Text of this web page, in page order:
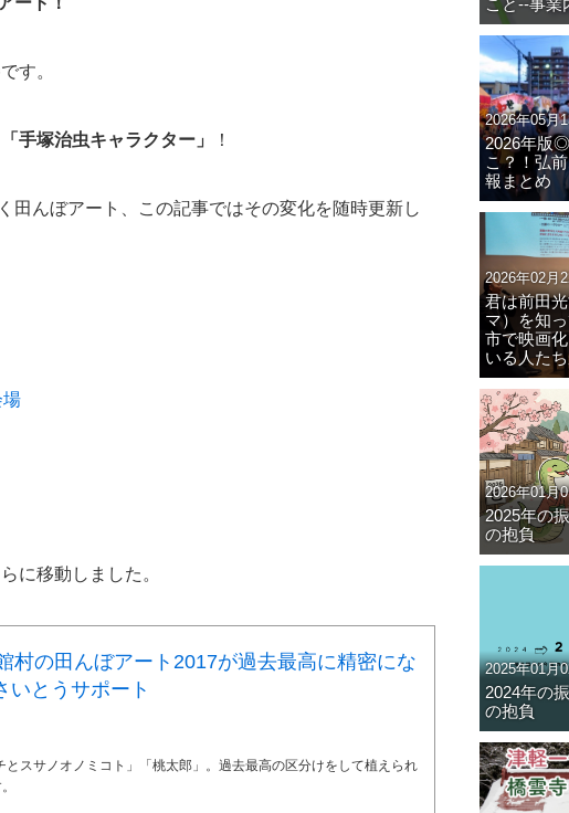
す。
「手塚治虫キャラクター」 ！
田んぼアート、この記事ではその変化を随時更新し
場
に移動しました。
村の田んぼアート2017が過去最高に精密にな
いとうサポート
スサノオノミコト」「桃太郎」。過去最高の区分けをして植えられ
こと--事業
2026年05月
2026年版
こ？！弘
報まとめ
2026年02月
君は前田
マ）を知
市で映画
いる人た
2026年01月
2025年の
の抱負
2025年01月
2024年の
の抱負